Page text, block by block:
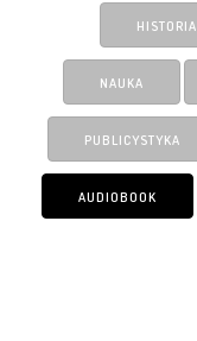
HISTORIA
NAUKA
PUBLICYSTYKA
AUDIOBOOK